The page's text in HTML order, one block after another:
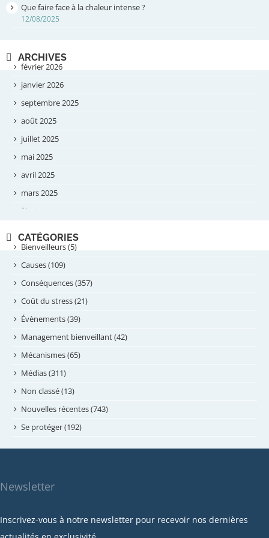
Que faire face à la chaleur intense ?
12/08/2025
ARCHIVES
février 2026
janvier 2026
septembre 2025
août 2025
juillet 2025
mai 2025
avril 2025
mars 2025
février 2025
septembre 2024
août 2024
juillet 2024
juin 2024
mai 2024
avril 2024
février 2024
janvier 2024
novembre 2023
octobre 2023
septembre 2023
mars 2023
janvier 2023
décembre 2022
CATÉGORIES
Bienveilleurs (5)
Causes (109)
Conséquences (357)
Coût du stress (21)
Évènements (39)
Management bienveillant (42)
Mécanismes (65)
Médias (311)
Non classé (13)
Nouvelles récentes (743)
Se protéger (192)
Newsletter
Inscrivez-vous à notre newsletter pour recevoir nos dernières